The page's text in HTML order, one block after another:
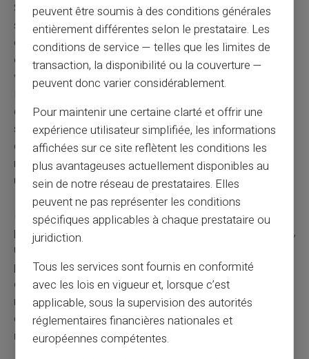
Soyons clairs : les mêmes contraintes opérationnelles
s'appliquent à CardVeritas. Le même décalage entre le
crédit client et la remontée des fonds, les mêmes
obligations de conformité, la même rentabilité faible
voire négative sur ce canal. La différence n'est pas dans
la nature des contraintes, elle est dans la philosophie
d'entreprise. CardVeritas est d'abord construit autour du
service rendu au client, pas autour de la maximisation
de la marge sur chaque transaction. Un service peu
rentable mais essentiel pour une partie des clients reste
un service essentiel – et reste donc maintenu.
Mastercard de débit CardVeritass'inscrit
précisément dans cette logique : une carte rechargeable,
utilisable partout où Mastercard est acceptée, pensée
pour les usages où le cash a encore toute sa place. Là
où Revolut choisit la voie de la banque pleinement
numérique, CardVeritas assume une approche
complémentaire :servir les utilisateurs là où les
néobanques se retirent.
peuvent être soumis à des conditions générales
entièrement différentes selon le prestataire. Les
conditions de service — telles que les limites de
transaction, la disponibilité ou la couverture —
peuvent donc varier considérablement.
Pour maintenir une certaine clarté et offrir une
expérience utilisateur simplifiée, les informations
affichées sur ce site reflètent les conditions les
plus avantageuses actuellement disponibles au
sein de notre réseau de prestataires. Elles
peuvent ne pas représenter les conditions
spécifiques applicables à chaque prestataire ou
juridiction.
Tous les services sont fournis en conformité
avec les lois en vigueur et, lorsque c’est
applicable, sous la supervision des autorités
réglementaires financières nationales et
européennes compétentes.